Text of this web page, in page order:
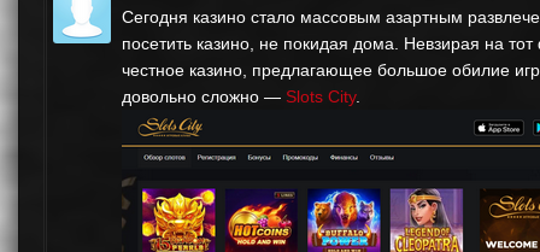
Сегодня казино стало массовым азартным
посетить казино, не покидая дома. Невзирая на
честное казино, предлагающее большое обилие
довольно сложно — Slots City.